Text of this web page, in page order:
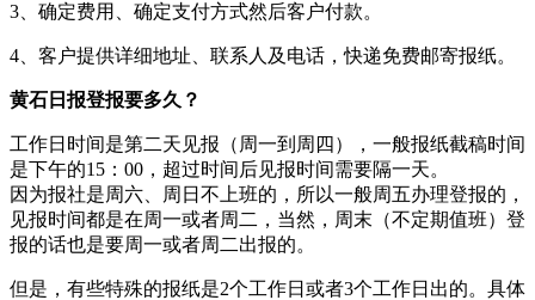
3、确定费用、确定支付方式然后客户付款。
4、客户提供详细地址、联系人及电话，快递免费邮寄报纸。
黄石日报登报要多久？
工作日时间是第二天见报（周一到周四），一般报纸截稿时间
是下午的15：00，超过时间后见报时间需要隔一天。
因为报社是周六、周日不上班的，所以一般周五办理登报的，
见报时间都是在周一或者周二，当然，周末（不定期值班）登
报的话也是要周一或者周二出报的。
但是，有些特殊的报纸是2个工作日或者3个工作日出的。具体